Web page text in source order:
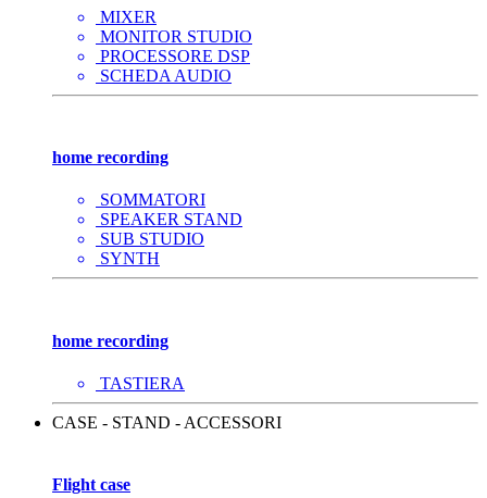
MIXER
MONITOR STUDIO
PROCESSORE DSP
SCHEDA AUDIO
home recording
SOMMATORI
SPEAKER STAND
SUB STUDIO
SYNTH
home recording
TASTIERA
CASE - STAND - ACCESSORI
Flight case